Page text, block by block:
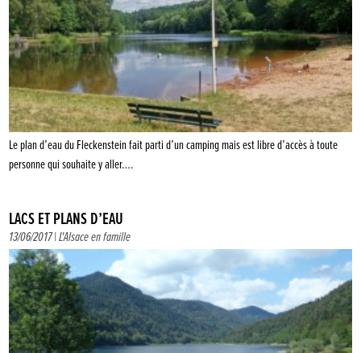
Le plan d’eau du Fleckenstein fait parti d’un camping mais est libre d’accès à toute
personne qui souhaite y aller….
LACS ET PLANS D’EAU
13/06/2017 |L'Alsace en famille